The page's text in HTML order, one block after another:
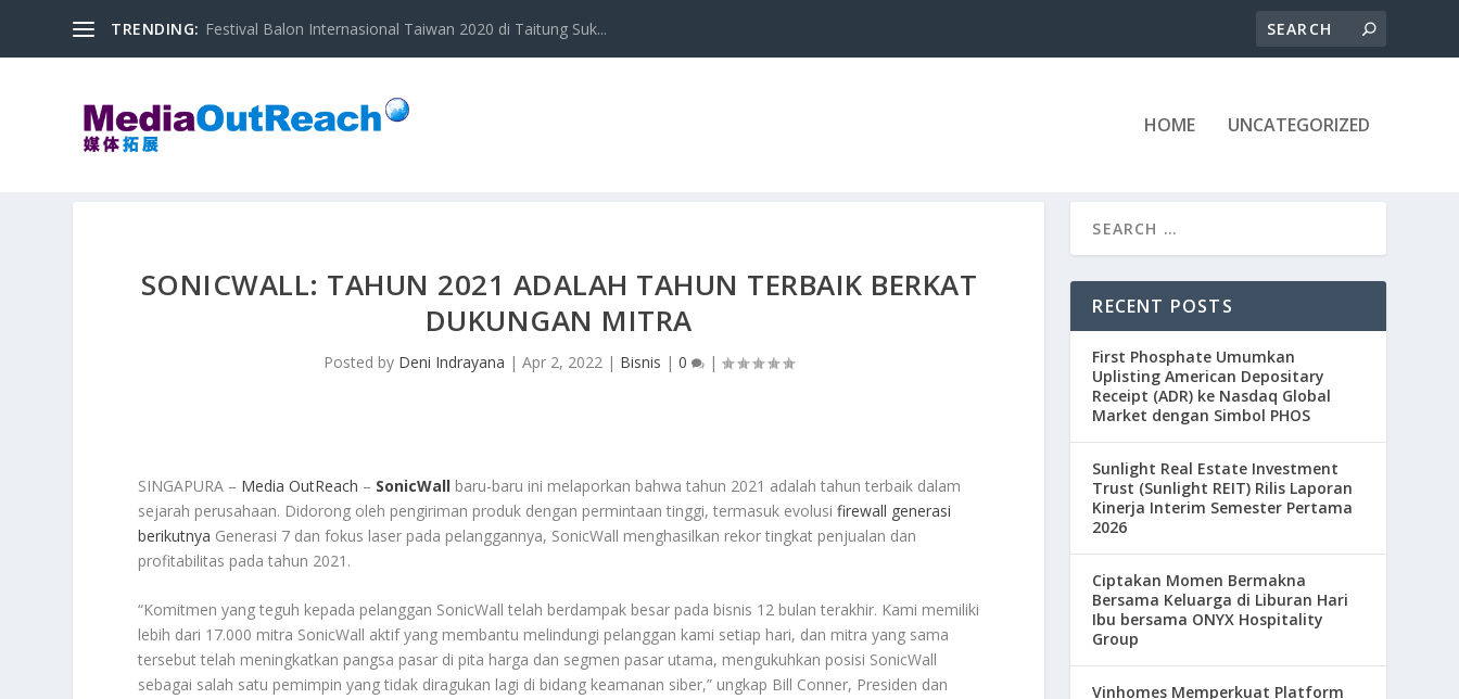
TRENDING: Festival Balon Internasional Taiwan 2020 di Taitung Suk...
HOME UNCATEGORIZED
SONICWALL: TAHUN 2021 ADALAH TAHUN TERBAIK BERKAT
DUKUNGAN MITRA
Posted by Deni Indrayana |Apr 2, 2022 | Bisnis |0 |
SINGAPURA – Media OutReach – SonicWall baru-baru ini melaporkan bahwa tahun 2021 adalah tahun terbaik dalam
sejarah perusahaan. Didorong oleh pengiriman produk dengan permintaan tinggi, termasuk evolusifirewall generasi
berikutnya Generasi 7 dan fokus laser pada pelanggannya, SonicWall menghasilkan rekor tingkat penjualan dan
profitabilitas pada tahun 2021.
“Komitmen yang teguh kepada pelanggan SonicWall telah berdampak besar pada bisnis 12 bulan terakhir. Kami memiliki
lebih dari 17.000 mitra SonicWall aktif yang membantu melindungi pelanggan kami setiap hari, dan mitra yang sama
tersebut telah meningkatkan pangsa pasar di pita harga dan segmen pasar utama, mengukuhkan posisi SonicWall
sebagai salah satu pemimpin yang tidak diragukan lagi di bidang keamanan siber,” ungkap Bill Conner, Presiden dan
RECENT POSTS
First Phosphate Umumkan
Uplisting American Depositary
Receipt (ADR) ke Nasdaq Global
Market dengan Simbol PHOS
Sunlight Real Estate Investment
Trust (Sunlight REIT) Rilis Laporan
Kinerja Interim Semester Pertama
2026
Ciptakan Momen Bermakna
Bersama Keluarga di Liburan Hari
Ibu bersama ONYX Hospitality
Group
Vinhomes Memperkuat Platform